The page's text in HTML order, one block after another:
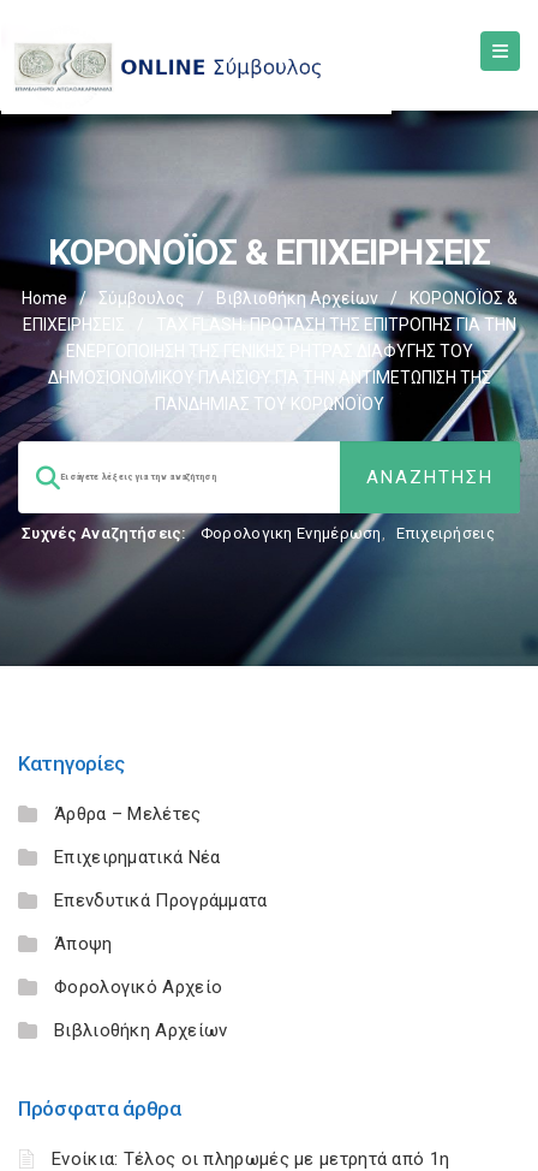
ΚΟΡΟΝΟΪΟΣ & ΕΠΙΧΕΙΡΗΣΕΙΣ
Home / Σύμβουλος / Βιβλιοθήκη Αρχείων /
ΚΟΡΟΝΟΪΟΣ &
ΕΠΙΧΕΙΡΗΣΕΙΣ
TAX FLASH: ΠΡΟΤΑΣΗ ΤΗΣ ΕΠΙΤΡΟΠΗΣ ΓΙΑ ΤΗΝ
ΕΝΕΡΓΟΠΟΙΗΣΗ ΤΗΣ ΓΕΝΙΚΗΣ ΡΗΤΡΑΣ ΔΙΑΦΥΓΗΣ ΤΟΥ
ΔΗΜΟΣΙΟΝΟΜΙΚΟΥ ΠΛΑΙΣΙΟΥ ΓΙΑ ΤΗΝ ΑΝΤΙΜΕΤΩΠΙΣΗ ΤΗΣ
ΠΑΝΔΗΜΙΑΣ ΤΟΥ ΚΟΡΩΝΟΪΟΥ
Συχνές Αναζητήσεις: Φορολογικη Ενημέρωση, Επιχειρήσεις
Κατηγορίες
Άρθρα – Μελέτες
Επιχειρηματικά Νέα
Επενδυτικά Προγράμματα
Άποψη
Φορολογικό Αρχείο
Βιβλιοθήκη Αρχείων
Πρόσφατα άρθρα
Ενοίκια: Τέλος οι πληρωμές με μετρητά από 1η